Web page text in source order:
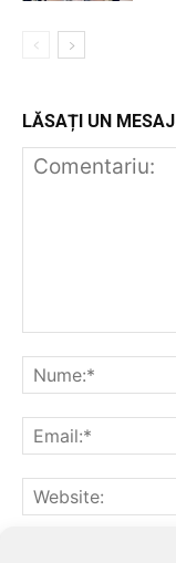
LĂSAȚI UN MESAJ